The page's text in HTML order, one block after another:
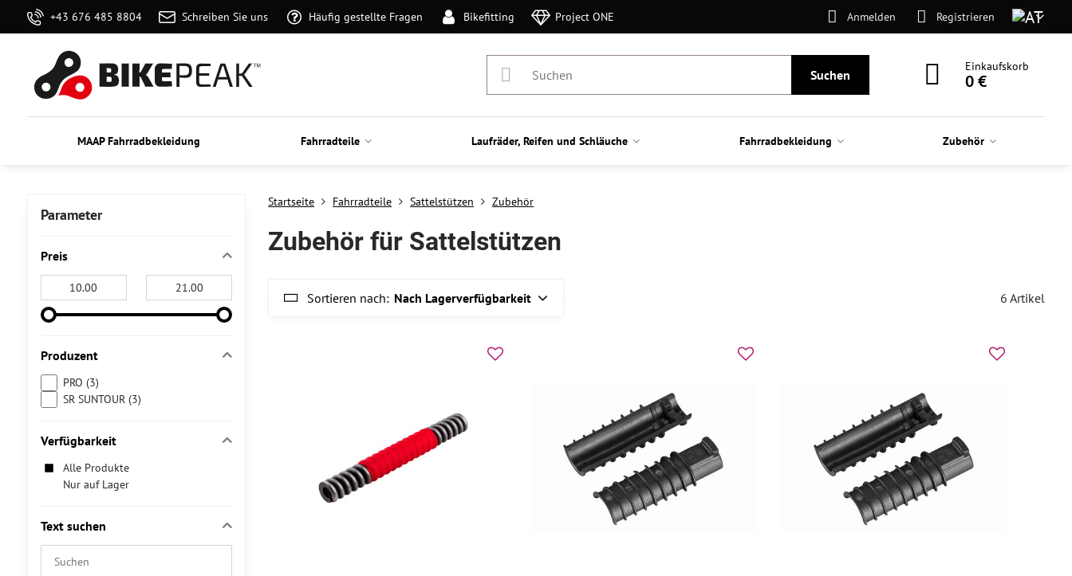
+43 676 485 8804 Schreiben Sie uns Häufig gestellte Fragen Bikefitting Project ONE Anmelden Registrieren
Suchen
Einkaufskorb
0 €
MAAP Fahrradbekleidung Fahrradteile Laufräder, Reifen und Schläuche Fahrradbekleidung Zubehör
Startseite Fahrradteile Sattelstützen Zubehör
Zubehör für Sattelstützen
Sortieren nach: Nach Lagerverfügbarkeit 6 Artikel
Parameter
Preis
Produzent
PRO (3)
SR SUNTOUR (3)
Verfügbarkeit
Alle Produkte
Nur auf Lager
Text suchen
Suchfilterergebnisse